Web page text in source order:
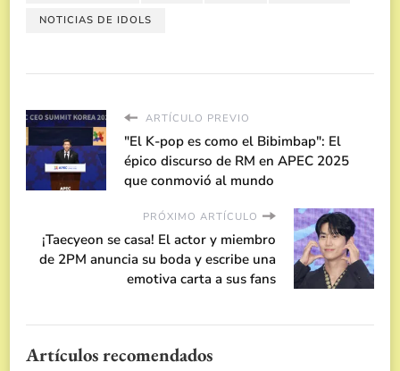
NOTICIAS DE IDOLS
ARTÍCULO PREVIO
"El K-pop es como el Bibimbap": El
épico discurso de RM en APEC 2025
que conmovió al mundo
PRÓXIMO ARTÍCULO
¡Taecyeon se casa! El actor y miembro
de 2PM anuncia su boda y escribe una
emotiva carta a sus fans
Artículos recomendados